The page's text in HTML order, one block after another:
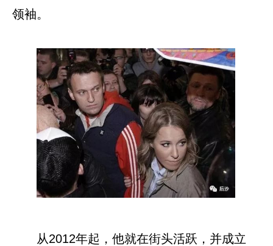
领袖。
从2012年起，他就在街头活跃，并成立